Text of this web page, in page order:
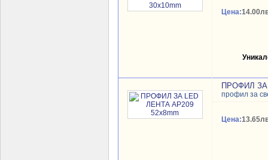
Цена:
ПРОФИЛ ЗА
профил за
Цена: